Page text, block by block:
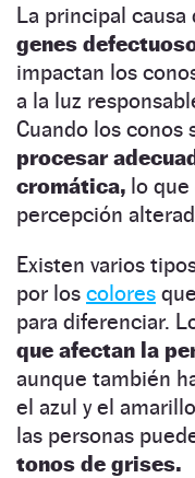
La principal
genes
impactan los
a la luz
Cuando los conos
procesar
cromática, lo
percepción
Existen varios
por los colores
para diferenciar.
que afectan la
aunque también
el azul y el
las personas
tonos de grises.